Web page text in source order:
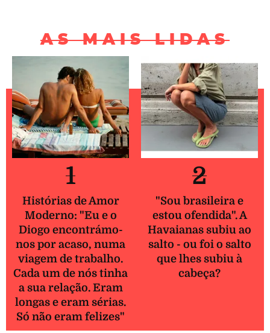
AS MAIS LIDAS
1
Histórias de Amor
Moderno: "Eu e o
Diogo encontrámo-
nos por acaso, numa
viagem de trabalho.
Cada um de nós tinha
a sua relação. Eram
longas e eram sérias.
Só não eram felizes"
2
"Sou brasileira e
estou ofendida". A
Havaianas subiu ao
salto - ou foi o salto
que lhes subiu à
cabeça?